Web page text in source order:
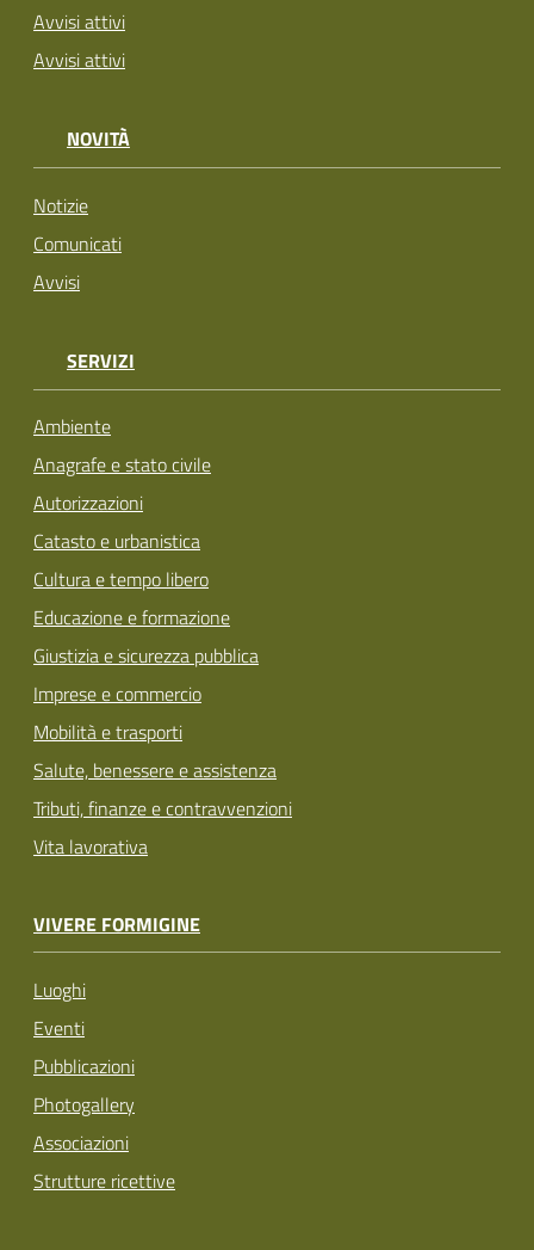
Avvisi attivi
Avvisi attivi
NOVITÀ
Notizie
Comunicati
Avvisi
SERVIZI
Ambiente
Anagrafe e stato civile
Autorizzazioni
Catasto e urbanistica
Cultura e tempo libero
Educazione e formazione
Giustizia e sicurezza pubblica
Imprese e commercio
Mobilità e trasporti
Salute, benessere e assistenza
Tributi, finanze e contravvenzioni
Vita lavorativa
VIVERE FORMIGINE
Luoghi
Eventi
Pubblicazioni
Photogallery
Associazioni
Strutture ricettive